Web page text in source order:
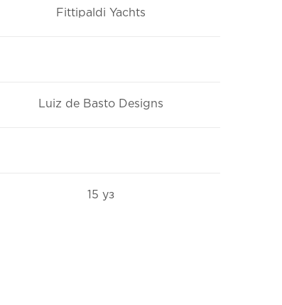
Fittipaldi Yachts
Luiz de Basto Designs
15 уз